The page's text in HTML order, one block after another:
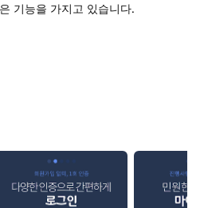
기능을 가지고 있습니다.